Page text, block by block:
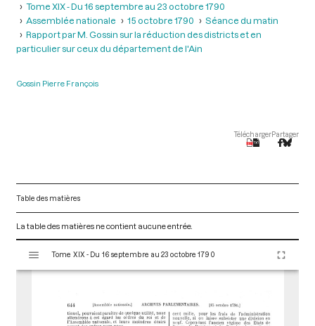
Tome XIX - Du 16 septembre au 23 octobre 1790
Assemblée nationale
15 octobre 1790
Séance du matin
Rapport par M. Gossin sur la réduction des districts et en
particulier sur ceux du département de l'Ain
Gossin Pierre François
TéléchargerPartager
Table des matières
La table des matières ne contient aucune entrée.
s
Tome XIX - Du 16 septembre au 23 octobre 1790